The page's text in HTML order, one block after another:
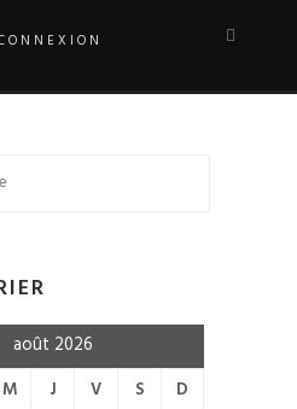
août 2026
M J V S
D